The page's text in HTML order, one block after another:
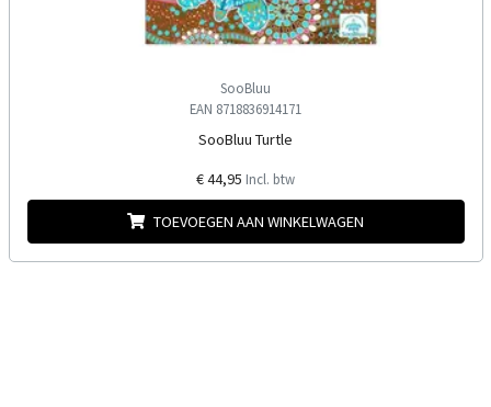
SooBluu
EAN 8718836914171
SooBluu Turtle
€ 44,95 Incl. btw
TOEVOEGEN AAN WINKELWAGEN